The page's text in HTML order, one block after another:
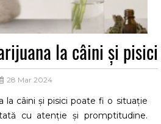
la câini și pisici
28 Mar 2024
la câini și pisici poate fi o situație
cu atenție și promptitudine.